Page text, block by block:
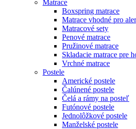
Matrace
Boxspring matrace
Matrace vhodné pro
Matracové sety
Penové matrace
Pružinové matrace
Skladacie matrace pre
Vrchné matrace
Postele
Americké postele
Čalúnené postele
Čelá a rámy na posteľ
Futónové postele
Jednolôžkové postele
Manželské postele